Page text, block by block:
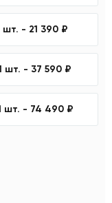
шт. - 21 390 ₽
шт. - 37 590 ₽
шт. - 74 490 ₽